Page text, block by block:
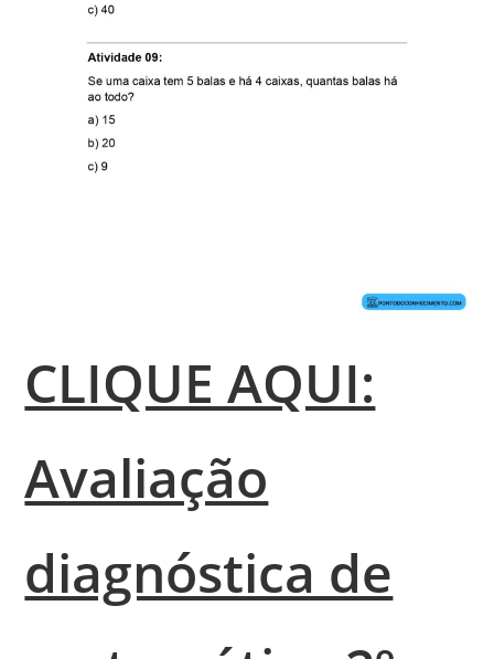
CLIQUE AQUI:
Avaliação
diagnóstica de